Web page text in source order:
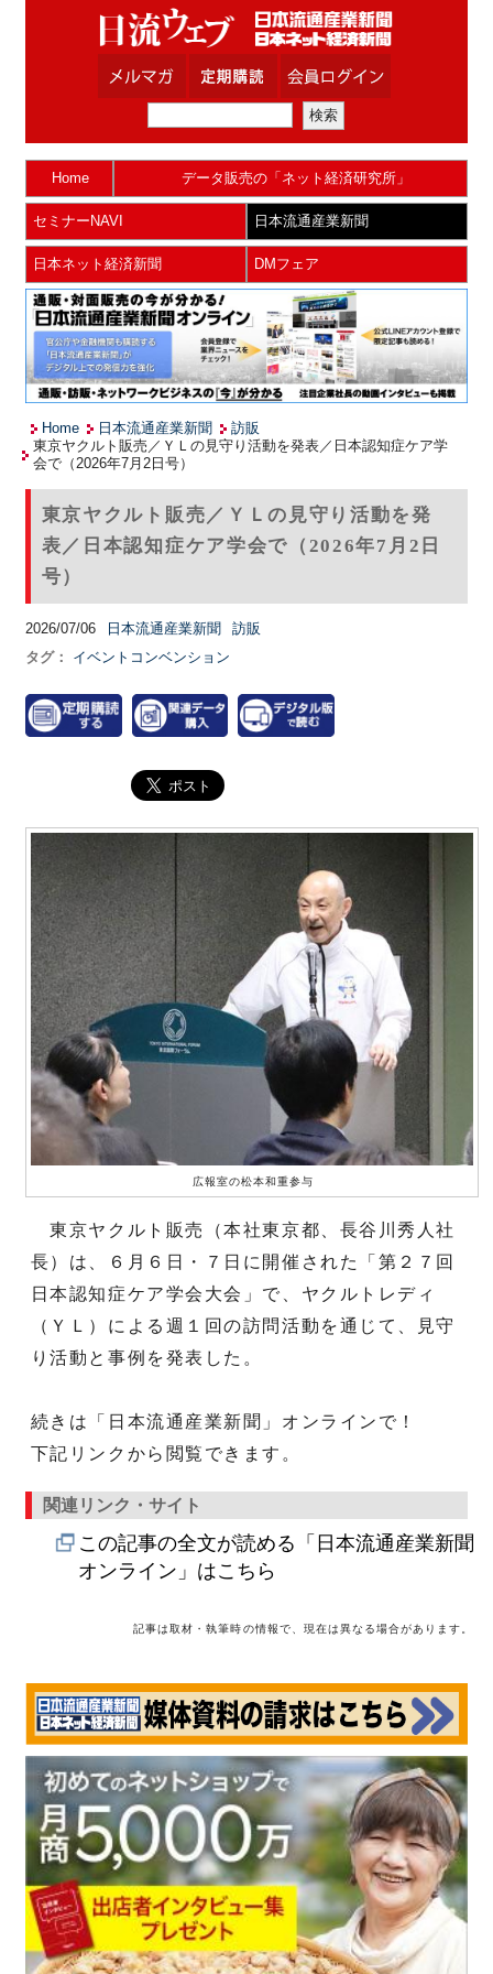
Home データ販売の「ネット経済研究所」
セミナーNAVI 日本流通産業新聞
日本ネット経済新聞 DMフェア
Home 日本流通産業新聞
訪販
東京ヤクルト販売／ＹＬの見守り活動を発表／日本認知症ケア学
会で（2026年7月2日号）
東京ヤクルト販売／ＹＬの見守り活動を発
表／日本認知症ケア学会で（2026年7月2日
号）
2026/07/06 日本流通産業新聞
訪販
タグ：
イベントコンベンション
広報室の松本和重参与
東京ヤクルト販売（本社東京都、長谷川秀人社
長）は、６月６日・７日に開催された「第２７回
日本認知症ケア学会大会」で、ヤクルトレディ
（ＹＬ）による週１回の訪問活動を通じて、見守
り活動と事例を発表した。
続きは「日本流通産業新聞」オンラインで！
下記リンクから閲覧できます。
関連リンク・サイト
この記事の全文が読める「日本流通産業新聞
オンライン」はこちら
記事は取材・執筆時の情報で、現在は異なる場合があります。